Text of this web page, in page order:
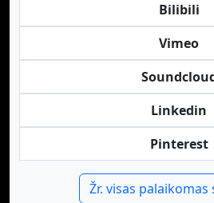
Bilibili
Vimeo
Linkedin
Pinterest
Žr. visas palaikomas